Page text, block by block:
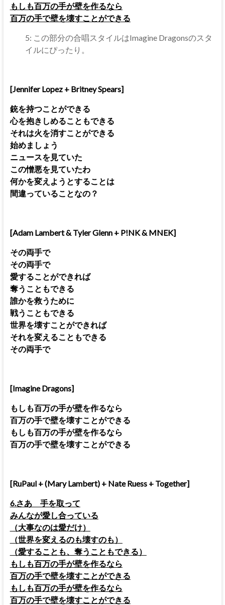
もしも百万の手が壁を作るなら
百万の手で壁を壊すことができる
5: この部分の合唱スタイルはImagine Dragonsのスタ
イルにぴったり。
[Jennifer Lopez + Britney Spears]
銃を持つことができる
心を抱きしめることもできる
それは火を消すことができる
始めましょう
ニュースを見ていた
この憎悪を見ていたわ
何かを変えようとすることは
間違っていることなの？
[Adam Lambert & Tyler Glenn + P!NK & MNEK]
その両手で
その両手で
愛することができれば
奪うこともできる
誰かを救うために
戦うこともできる
世界を壊すことができれば
それを変えることもできる
その両手で
[Imagine Dragons]
もしも百万の手が壁を作るなら
百万の手で壁を壊すことができる
もしも百万の手が壁を作るなら
百万の手で壁を壊すことができる
[RuPaul + (Mary Lambert) + Nate Ruess + Together]
6.さあ 手を取って
みんなが愛し合っている
（大事なのは愛だけ）
（世界を変えるのも壊すのも）
（愛することも、奪うこともできる）
もしも百万の手が壁を作るなら
百万の手で壁を壊すことができる
もしも百万の手が壁を作るなら
百万の手で壁を壊すことができる